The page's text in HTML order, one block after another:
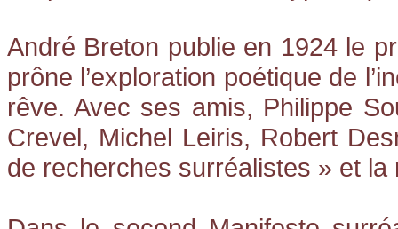
André Breton publie en 1924 le
prône l’exploration poétique de
rêve. Avec ses amis, Philippe
Crevel, Michel Leiris, Robert
de recherches surréalistes » et